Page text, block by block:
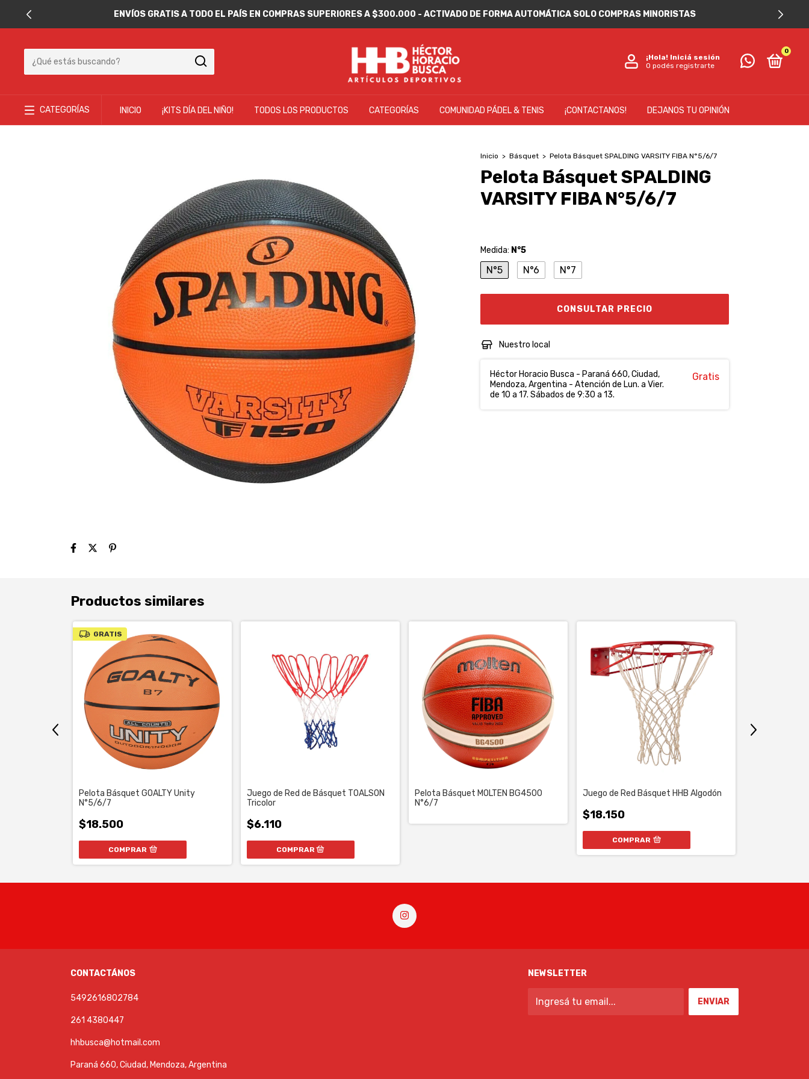
ENVÍOS GRATIS A TODO EL PAÍS EN COMPRAS SUPERIORES A $300.000 - ACTIVADO DE FORMA AUTOMÁTICA SOLO COMPRAS MINORISTAS
¡Hola! Iniciá sesión
O podés registrarte
0
CATEGORÍAS INICIO ¡KITS DÍA DEL NIÑO! TODOS LOS PRODUCTOS CATEGORÍAS COMUNIDAD PÁDEL & TENIS ¡CONTACTANOS! DEJANOS TU OPINIÓN
Inicio > Básquet > Pelota Básquet SPALDING VARSITY FIBA N°5/6/7
Pelota Básquet SPALDING
VARSITY FIBA N°5/6/7
Medida: N°5
N°5 N°6 N°7
Nuestro local
Héctor Horacio Busca - Paraná 660, Ciudad,
Mendoza, Argentina - Atención de Lun. a Vier.
de 10 a 17. Sábados de 9:30 a 13.
Gratis
Productos similares
GRATIS
Pelota Básquet GOALTY Unity
N°5/6/7
$18.500
COMPRAR
Juego de Red de Básquet TOALSON
Tricolor
$6.110
Pelota Básquet MOLTEN BG4500
N°6/7
Juego de Red Básquet HHB Algodón
$18.150
COMPRAR
CONTACTÁNOS
5492616802784
261 4380447
hhbusca@hotmail.com
Paraná 660, Ciudad, Mendoza, Argentina
NEWSLETTER